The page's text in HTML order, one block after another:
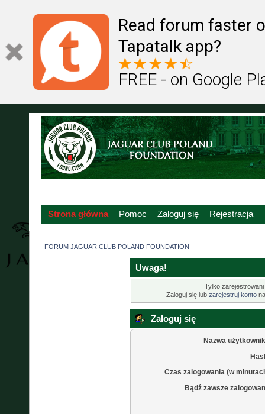
Read forum faster
Tapatalk app?
FREE - on Google
Strona główna Pomoc Zaloguj się Rejestracja
FORUM JAGUAR CLUB POLAND FOUNDATION
Uwaga!
Tylko
Zaloguj się lub zarejestruj kontona
Zaloguj się
Nazwa
Czas zalogowania (w
Bądź zawsze